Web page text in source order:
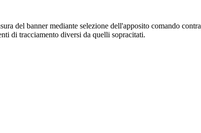
del banner mediante selezione dell'apposito comando
di tracciamento diversi da quelli sopracitati.